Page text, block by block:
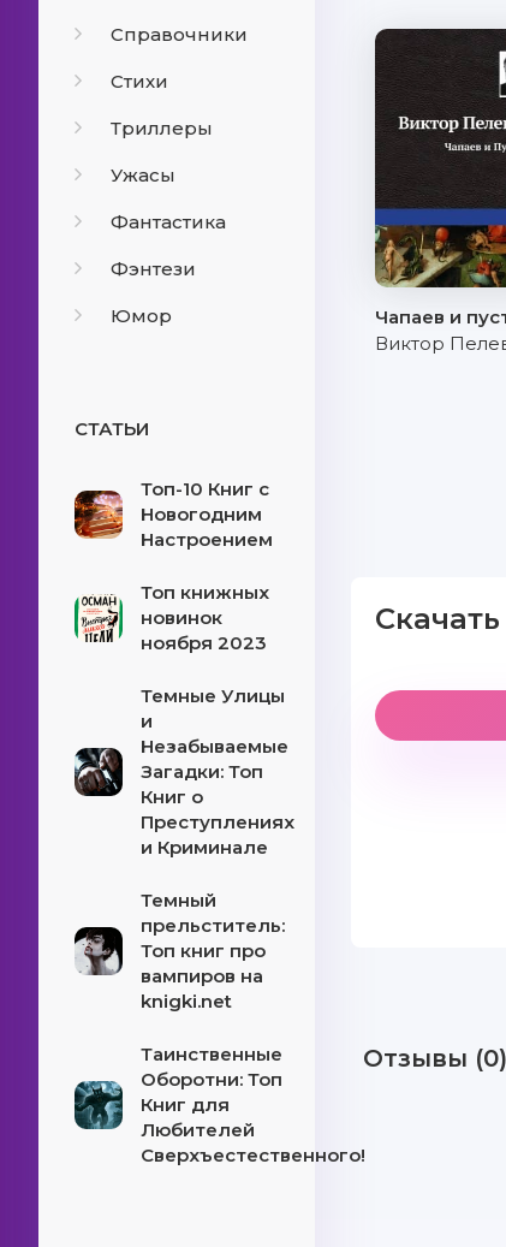
Справочники
Стихи
Триллеры
Ужасы
Фантастика
Фэнтези
Юмор
СТАТЬИ
Топ-10 Книг с
Новогодним
Настроением
Топ книжных
новинок
ноября 2023
Темные Улицы
и
Незабываемые
Загадки: Топ
Книг о
Преступлениях
и Криминале
Темный
прельститель:
Топ книг про
вампиров на
knigki.net
Таинственные
Оборотни: Топ
Книг для
Любителей
Сверхъестественного!
Чапаев и
Виктор
Отзывы (0)